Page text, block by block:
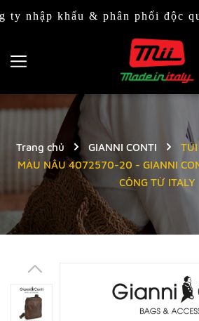
khẩu & phân phối độc quyền
Trang chủ GIANNI CONTI
MÀU NÂU 4072570-20 - GIANNI
CÔNG TỪ ITALY